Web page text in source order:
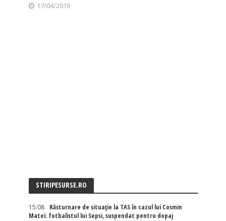
17/04/2019
STIRIPESURSE.RO
15:08
Răsturnare de situație la TAS în cazul lui Cosmin
Matei: fotbalistul lui Sepsi, suspendat pentru dopaj